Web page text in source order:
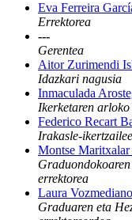
Eva Ferreira
Errektorea
---
Gerentea
Aitor Zurimendi
Idazkari nagusia
Inmaculada
Ikerketaren
Federico Recart
Irakasle-
Montse Maritxalar
errektorea
Laura
Graduaren eta